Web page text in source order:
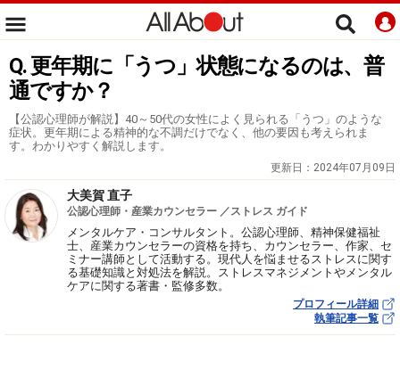
Q. 更年期に「うつ」状態になるのは、普
通ですか？
【公認心理師が解説】40～50代の女性によく見られる「うつ」のような
症状。更年期による精神的な不調だけでなく、他の要因も考えられま
す。わかりやすく解説します。
更新日： 2024年07月09日
大美賀 直子
公認心理師・産業カウンセラー ／ストレス ガイド
メンタルケア・コンサルタント。公認心理師、精神保健福祉
士、産業カウンセラーの資格を持ち、カウンセラー、作家、セ
ミナー講師として活動する。現代人を悩ませるストレスに関す
る基礎知識と対処法を解説。ストレスマネジメントやメンタル
ケアに関する著書・監修多数。
プロフィール詳細
執筆記事一覧